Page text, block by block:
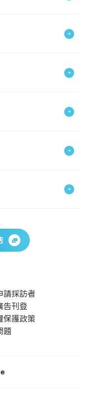
請採訪者
告刊登
保護政策
題